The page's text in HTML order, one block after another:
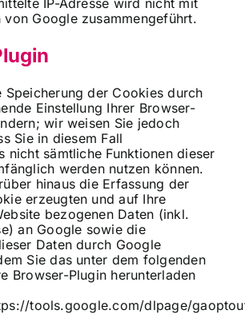
IP-Adresse wird nicht mit
von Google zusammengeführt.
Speicherung der Cookies durch
Einstellung Ihrer Browser-
wir weisen Sie jedoch
Sie in diesem Fall
nicht sämtliche Funktionen dieser
werden nutzen können.
hinaus die Erfassung der
erzeugten und auf Ihre
bezogenen Daten (inkl.
an Google sowie die
Daten durch Google
Sie das unter dem folgenden
Browser-Plugin herunterladen
tools.google.com/dlpage/